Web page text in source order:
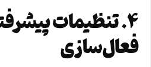
۴. تنظیمات
فعال‌سازی